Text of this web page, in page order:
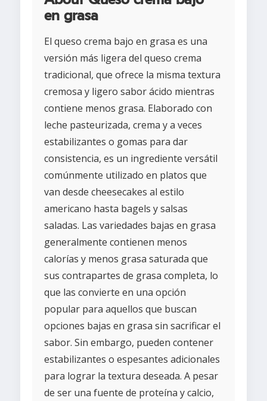
en grasa
El queso crema bajo en grasa es una
versión más ligera del queso crema
tradicional, que ofrece la misma textura
cremosa y ligero sabor ácido mientras
contiene menos grasa. Elaborado con
leche pasteurizada, crema y a veces
estabilizantes o gomas para dar
consistencia, es un ingrediente versátil
comúnmente utilizado en platos que
van desde cheesecakes al estilo
americano hasta bagels y salsas
saladas. Las variedades bajas en grasa
generalmente contienen menos
calorías y menos grasa saturada que
sus contrapartes de grasa completa, lo
que las convierte en una opción
popular para aquellos que buscan
opciones bajas en grasa sin sacrificar el
sabor. Sin embargo, pueden contener
estabilizantes o espesantes adicionales
para lograr la textura deseada. A pesar
de ser una fuente de proteína y calcio,